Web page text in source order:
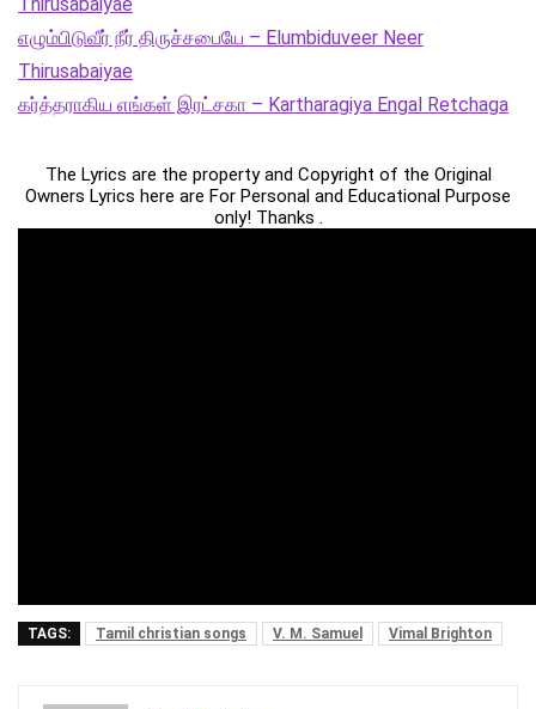
எழும்பிடுவீர் நீர் திருச்சபையே – Elumbiduveer Neer
Thirusabaiyae
கர்த்தராகிய எங்கள் இரட்சகா – Kartharagiya Engal Retchaga
The Lyrics are the property and Copyright of the Original
Owners Lyrics here are For Personal and Educational Purpose
only! Thanks .
TAGS: Tamil christian songs V. M. Samuel Vimal Brighton